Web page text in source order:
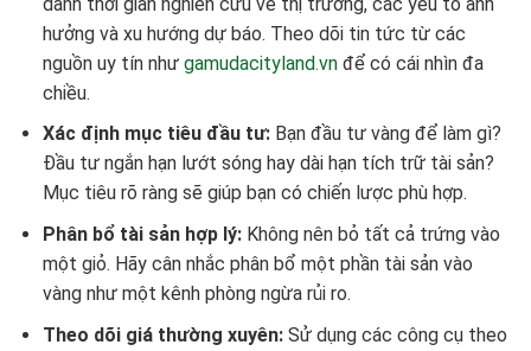
hưởng và xu hướng dự báo. Theo dõi tin tức từ các
nguồn uy tín như gamudacityland.vnđể có cái nhìn đa
chiều.
Xác định mục tiêu đầu tư:Bạn đầu tư vàng để làm gì?
Đầu tư ngắn hạn lướt sóng hay dài hạn tích trữ tài sản?
Mục tiêu rõ ràng sẽ giúp bạn có chiến lược phù hợp.
Phân bổ tài sản hợp lý:Không nên bỏ tất cả trứng vào
một giỏ. Hãy cân nhắc phân bổ một phần tài sản vào
vàng như một kênh phòng ngừa rủi ro.
Theo dõi giá thường xuyên:Sử dụng các công cụ theo